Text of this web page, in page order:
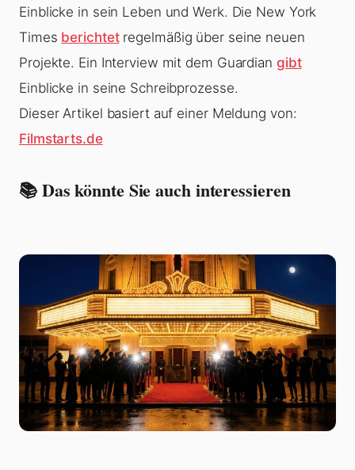
Einblicke in sein Leben und Werk. Die New York
Times berichtetregelmäßig über seine neuen
Projekte. Ein Interview mit dem Guardian gibt
Einblicke in seine Schreibprozesse.
Dieser Artikel basiert auf einer Meldung von:
Filmstarts.de
📚 Das könnte Sie auch interessieren